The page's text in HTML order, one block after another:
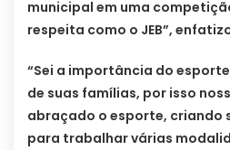
municipal em uma
respeita como o JEB”,
“Sei a importância do
de suas famílias, por isso
abraçado o esporte, criando
para trabalhar várias